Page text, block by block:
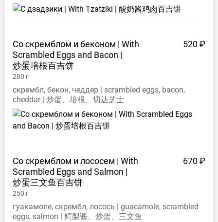
Со скремблом и беконом | With
Scrambled Eggs and Bacon |
炒蛋培根百吉饼
520 ₽
280 г
скрембл, бекон, чеддер | scrambled eggs, bacon,
cheddar | 炒蛋、培根、切达芝士
Со скремблом и лососем | With
Scrambled Eggs and Salmon |
炒蛋三文鱼百吉饼
670 ₽
250 г
гуакамоле, скрембл, лосось | guacamole, scrambled
eggs, salmon | 鳄梨酱、炒蛋、三文鱼